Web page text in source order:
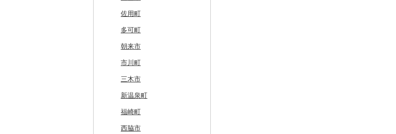
釧路町
名寄市
美唄市
厚岸町
南富良野町
上富良野町
和寒町
紋別市
階上町
深浦町
青森市
田子町
新郷村
横浜町
野辺地町
佐井村
住田町
葛巻町
花巻市
岩泉町
田野畑村
盛岡市
遠野市
奥州市
川崎町
村田町
栗原市
富谷市
岩沼市
七ヶ宿町
大崎市
塩竈市
湯沢市
大館市
由利本荘市
にかほ市
羽後町
秋田県（県庁）
秋田市
男鹿市
南陽市
中山町
庄内町
大石田町
川西町
鶴岡市
山形県（県庁）
金山町
昭和村
下郷町
西郷村
二本松市
猪苗代町
川俣町
郡山市
西会津町
つくばみらい市
下妻市
茨城町
神栖市
常総市
東海村
美浦村
大洗町
小山市
宇都宮市
栃木県（県庁）
那珂川町
茂木町
那須烏山市
矢板市
さくら市
桐生市
吉岡町
太田市
高山村
みどり市
千代田町
みなかみ町
片品村
川口市
飯能市
長瀞町
羽生市
小鹿野町
坂戸市
鳩山町
埼玉県（県庁）
多古町
白子町
栄町
香取市
習志野市
銚子市
君津市
旭市
墨田区
東久留米市
利島村
瑞穂町
大島町
府中市
国分寺市
東村山市
山北町
真鶴町
清川村
開成町
藤沢市
神奈川県（県庁）
鎌倉市
大和市
加茂市
小千谷市
田上町
五泉市
三条市
見附市
糸魚川市
胎内市
富山県（県庁）
小矢部市
滑川市
富山市
南砺市
能登町
能美市
津幡町
宝達志水町
金沢市
内灘町
かほく市
小松市
福井県（県庁）
越前市
坂井市
あわら市
福井市
大野市
敦賀市
おおい町
韮崎市
南アルプス市
市川三郷町
都留市
山梨県（県庁）
道志村
忍野村
笛吹市
長野県（県庁）
上松町
高山村
南木曽町
朝日村
長野市
根羽村
池田町
瑞穂市
飛騨市
岐南町
大野町
山県市
羽島市
本巣市
川辺町
函南町
藤枝市
御殿場市
浜松市
伊東市
島田市
沼津市
伊豆市
安城市
北名古屋市
東栄町
豊山町
南知多町
江南市
みよし市
西尾市
いなべ市
紀北町
熊野市
南伊勢町
朝日町
菰野町
紀宝町
伊勢市
彦根市
栗東市
愛荘町
滋賀県（県庁）
米原市
豊郷町
多賀町
野洲市
京丹後市
井手町
木津川市
宇治田原町
長岡京市
綾部市
笠置町
南丹市
藤井寺市
能勢町
阪南市
貝塚市
岸和田市
泉南市
忠岡町
四條畷市
佐用町
多可町
朝来市
市川町
三木市
新温泉町
福崎町
西脇市